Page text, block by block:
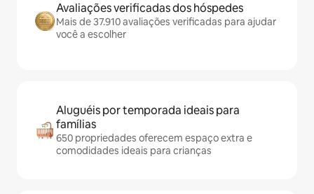
Avaliações verificadas dos hóspedes
Mais de 37.910 avaliações verificadas para ajudar
você a escolher
Aluguéis por temporada ideais para
famílias
650 propriedades oferecem espaço extra e
comodidades ideais para crianças